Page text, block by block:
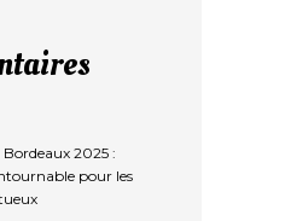
2025 :
pour les